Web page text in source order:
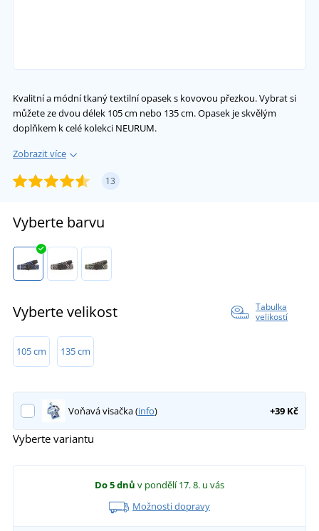
Kvalitní a módní tkaný textilní opasek s kovovou přezkou. Vybrat si
můžete ze dvou délek 105 cm nebo 135 cm. Opasek je skvělým
doplňkem k celé kolekci NEURUM.
Zobrazit více
13
Vyberte barvu
Vyberte velikost
Tabulka
velikostí
105 cm 135 cm
Voňavá visačka (info) +39 Kč
Vyberte variantu
Do 5 dnů v pondělí 17. 8. u vás
Možnosti dopravy